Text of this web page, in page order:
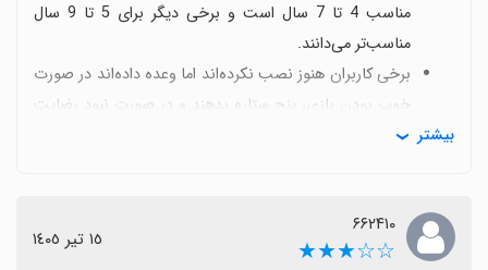
مناسب 4 تا 7 سال است و برخی دیگر برای 5 تا 9 سال
مناسب‌تر می‌دانند.
برخی کاربران هنوز نصب نکرده‌اند اما وعده داده‌اند در صورت
خوب بودن بازی، پنج ستاره بدهند و در صورت نبود رضایت
نظر خود را تغییر دهند.
می‌کنند.
در کل، برای والدینی که دنبال محتوای ساده و کودکانه
بیشتر
۶۶۲۴۱۰
☆☆★★★ ١٥ تیر ١٤٠٥